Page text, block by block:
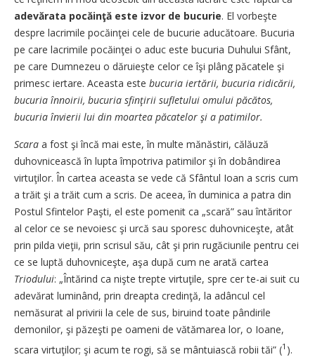
adevărata pocăinţă este izvor de bucurie. El vorbeşte
despre lacrimile pocăinţei cele de bucurie aducătoare. Bucuria
pe care lacrimile pocăinţei o aduc este bucuria Duhului Sfânt,
pe care Dumnezeu o dăruieşte celor ce îşi plâng păcatele şi
primesc iertare. Aceasta este bucuria iertării, bucuria ridicării,
bucuria înnoirii, bucuria sfinţirii sufletului omului păcătos,
bucuria învierii lui din moartea păcatelor şi a patimilor.
Scara a fost şi încă mai este, în multe mănăstiri, călăuză
duhovnicească în lupta împotriva patimilor şi în dobândirea
virtuţilor. În cartea aceasta se vede că Sfântul Ioan a scris cum
a trăit şi a trăit cum a scris. De aceea, în duminica a patra din
Postul Sfintelor Paşti, el este pomenit ca „scară” sau întăritor
al celor ce se nevoiesc şi urcă sau sporesc duhovniceşte, atât
prin pilda vieţii, prin scrisul său, cât şi prin rugăciunile pentru cei
ce se luptă duhovniceşte, aşa după cum ne arată cartea
Triodului: „Întărind ca nişte trepte virtuţile, spre cer te-ai suit cu
adevărat luminând, prin dreapta credinţă, la adâncul cel
nemăsurat al privirii la cele de sus, biruind toate pândirile
demonilor, şi păzeşti pe oameni de vătămarea lor, o Ioane,
scara virtuţilor; şi acum te rogi, să se mântuiască robii tăi” (1 ).